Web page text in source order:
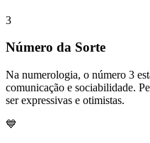
3
Número da Sorte
Na numerologia, o número 3
comunicação e sociabilidade.
ser expressivas e otimistas.
💙